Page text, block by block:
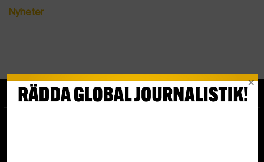
Nyheter